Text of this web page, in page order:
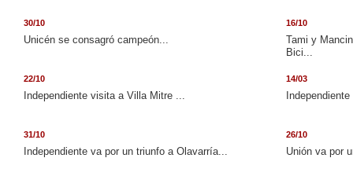
30/10
Unicén se consagró campeón...
16/10
Tami y
Bici...
22/10
Independiente visita a Villa Mitre ...
14/03
31/10
Independiente va por un triunfo a Olavarría...
26/10
Unión va por